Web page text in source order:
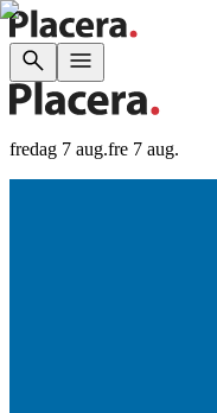
fredag 7 aug.fre 7 aug.